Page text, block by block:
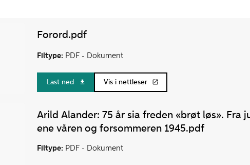
Forord.pdf
Filtype: PDF - Dokument
Last ned Vis i nettleser
Arild Alander: 75 år sia freden «brøt løs». Fra
ene våren og forsommeren 1945.pdf
Filtype: PDF - Dokument